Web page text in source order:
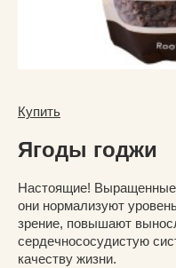
Купить
Ягоды годжи
Настоящие! Выращенные
они нормализуют
зрение, повышают
сердечнососудистую
качеству жизни.